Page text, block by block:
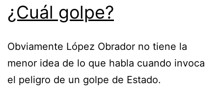
¿Cuál golpe?
Obviamente López Obrador no tiene la
menor idea de lo que habla cuando invoca
el peligro de un golpe de Estado.